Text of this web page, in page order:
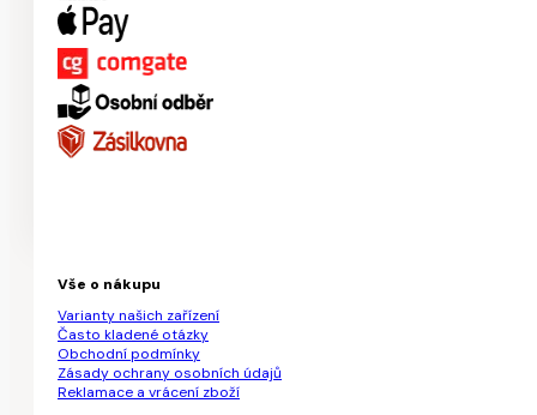
Vše o nákupu
Varianty našich zařízení
Často kladené otázky
Obchodní podmínky
Zásady ochrany osobních údajů
Reklamace a vrácení zboží